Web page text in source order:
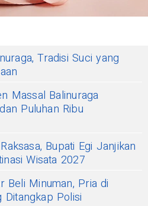
Tradisi Suci yang
Massal Balinuraga
Puluhan Ribu
Bupati Egi Janjikan
Wisata 2027
Beli Minuman, Pria di
Ditangkap Polisi